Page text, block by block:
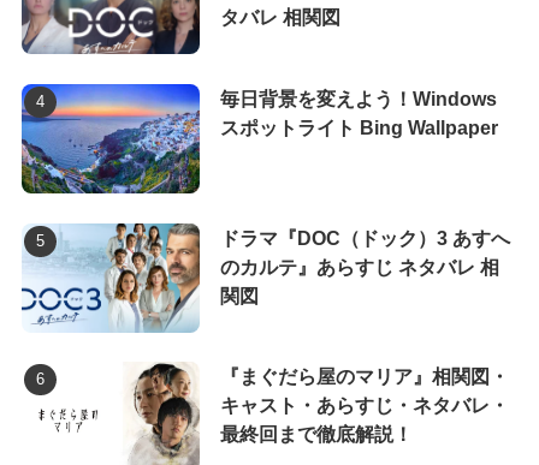
タバレ 相関図
毎日背景を変えよう！Windows
スポットライト Bing Wallpaper
ドラマ『DOC（ドック）3 あすへ
のカルテ』あらすじ ネタバレ 相
関図
『まぐだら屋のマリア』相関図・
キャスト・あらすじ・ネタバレ・
最終回まで徹底解説！